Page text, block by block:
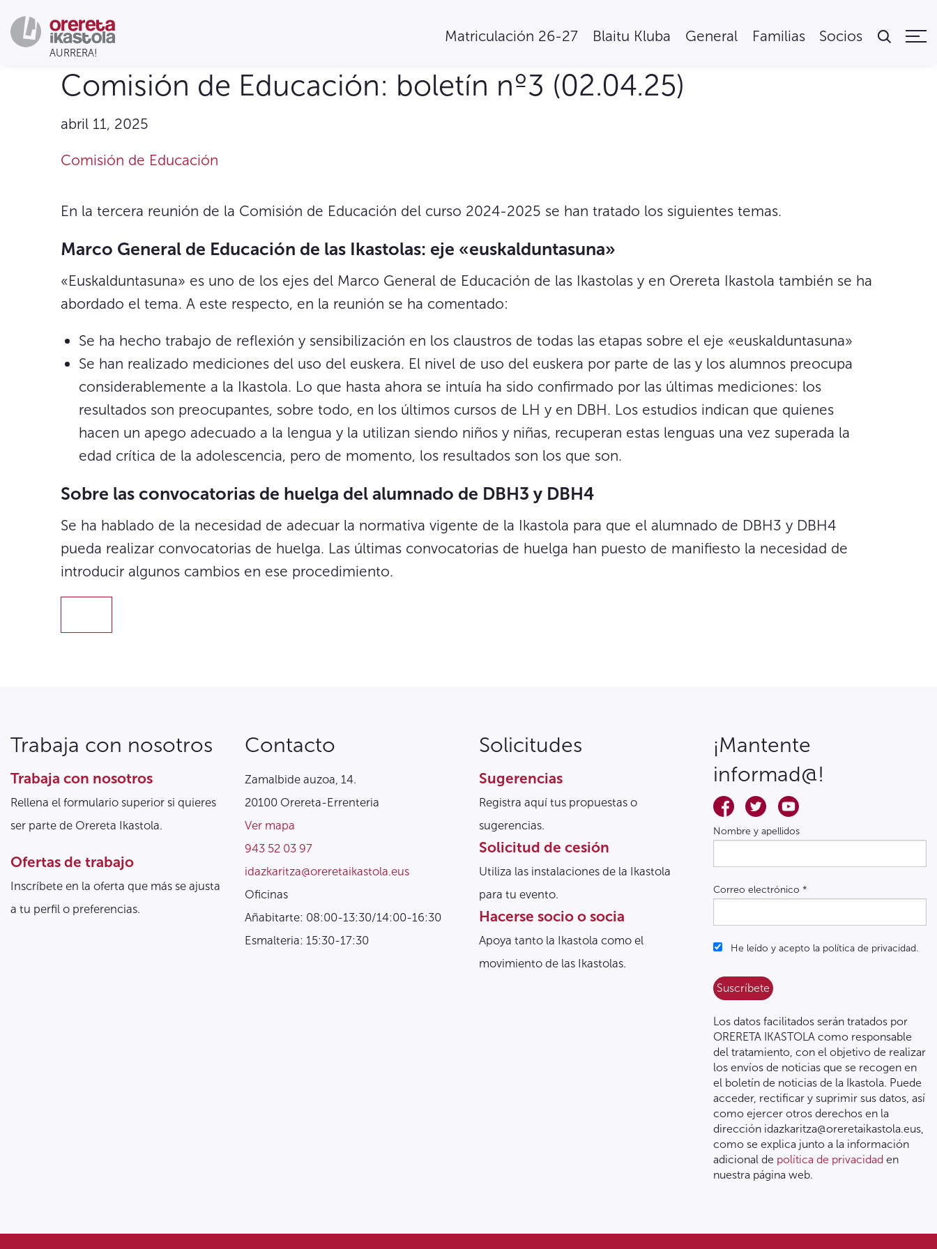
Matriculación 26-27 Blaitu Kluba General Familias Socios
Comisión de Educación: boletín nº3 (02.04.25)
abril 11, 2025
Comisión de Educación
En la tercera reunión de la Comisión de Educación del curso 2024-2025 se han tratado los siguientes temas.
Marco General de Educación de las Ikastolas: eje «euskalduntasuna»
«Euskalduntasuna» es uno de los ejes del Marco General de Educación de las Ikastolas y en Orereta Ikastola también se ha
abordado el tema. A este respecto, en la reunión se ha comentado:
Se ha hecho trabajo de reflexión y sensibilización en los claustros de todas las etapas sobre el eje «euskalduntasuna»
Se han realizado mediciones del uso del euskera. El nivel de uso del euskera por parte de las y los alumnos preocupa
considerablemente a la Ikastola. Lo que hasta ahora se intuía ha sido confirmado por las últimas mediciones: los
resultados son preocupantes, sobre todo, en los últimos cursos de LH y en DBH. Los estudios indican que quienes
hacen un apego adecuado a la lengua y la utilizan siendo niños y niñas, recuperan estas lenguas una vez superada la
edad crítica de la adolescencia, pero de momento, los resultados son los que son.
Sobre las convocatorias de huelga del alumnado de DBH3 y DBH4
Se ha hablado de la necesidad de adecuar la normativa vigente de la Ikastola para que el alumnado de DBH3 y DBH4
pueda realizar convocatorias de huelga. Las últimas convocatorias de huelga han puesto de manifiesto la necesidad de
introducir algunos cambios en ese procedimiento.
Trabaja con nosotros
Trabaja con nosotros
Rellena el formulario superior si quieres
ser parte de Orereta Ikastola.
Ofertas de trabajo
Inscríbete en la oferta que más se ajusta
a tu perfil o preferencias.
Contacto
Zamalbide auzoa, 14.
20100 Orereta-Errenteria
Ver mapa
943 52 03 97
idazkaritza@oreretaikastola.eus
Oficinas
Añabitarte: 08:00-13:30/14:00-16:30
Esmalteria: 15:30-17:30
Solicitudes
Sugerencias
Registra aquí tus propuestas o
sugerencias.
Solicitud de cesión
Utiliza las instalaciones de la Ikastola
para tu evento.
Hacerse socio o socia
Apoya tanto la Ikastola como el
movimiento de las Ikastolas.
¡Mantente
informad@!
Nombre y apellidos
Correo electrónico *
He leído y acepto la política de privacidad.
Los datos facilitados serán tratados por
ORERETA IKASTOLA como responsable
del tratamiento, con el objetivo de realizar
los envíos de noticias que se recogen en
el boletín de noticias de la Ikastola. Puede
acceder, rectificar y suprimir sus datos, así
como ejercer otros derechos en la
dirección idazkaritza@oreretaikastola.eus,
como se explica junto a la información
adicional de política de privacidad en
nuestra página web.